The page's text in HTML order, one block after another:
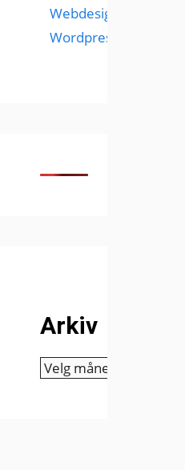
Webdesign
Wordpress
Arkiv
Arkiv